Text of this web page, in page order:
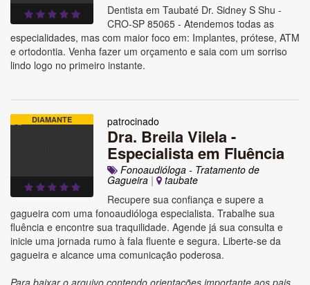
Dentista em Taubaté Dr. Sidney S Shu -
CRO-SP 85065 - Atendemos todas as
especialidades, mas com maior foco em: Implantes, prótese, ATM
e ortodontia. Venha fazer um orçamento e saia com um sorriso
lindo logo no primeiro instante.
DIAMANTE patrocinado
Dra. Breila Vilela -
Especialista em Fluência
Fonoaudióloga - Tratamento de
Gagueira |
taubate
Recupere sua confiança e supere a
gagueira com uma fonoaudióloga especialista. Trabalhe sua
fluência e encontre sua traquilidade. Agende já sua consulta e
inicie uma jornada rumo à fala fluente e segura. Liberte-se da
gagueira e alcance uma comunicação poderosa.
Para baixar o arquivo contendo orientações importante aos pais